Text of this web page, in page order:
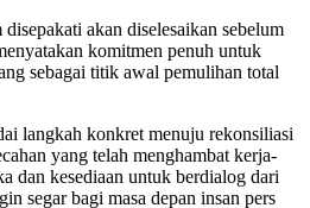
akan diselesaikan sebelum
komitmen penuh untuk
sebagai titik awal pemulihan total
langkah konkret menuju rekonsiliasi
yang telah menghambat kerja-
dan kesediaan untuk berdialog dari
segar bagi masa depan insan pers